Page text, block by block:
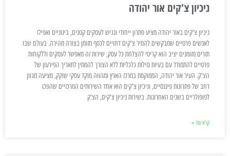
ניכיון צ'קים אור יהודה
ניכיון צ'קים באור יהודה מציע פתרון ייחודי ונגיש לעסקים קטנים, בינוניים ואפילו
לאנשים פרטיים שמבקשים להמיר צ'קים דחויים לכסף מזומן בצורה מהירה. בעולם שבו
תזרים מזומנים יציב הוא קריטי להצלחת כל עסק, שירות זה מאפשר לעסקים וללקוחות
פרטיים להתמודד עם בעיות נזילות כלכליות ללא הצורך להמתין לתאריך הפירעון של
הצ'ק. העיר אור יהודה, הממוקמת במרכז הארץ ומהווה מוקד עסקי שוקק, מציעה מגוון
רחב של פתרונות פיננסיים, וניכיון צ'קים הוא אחד השירותים המרכזיים שהפכו
לפופולריים בשנים האחרונות. בשירות ניכיון צ'קים, הצ'ק
קרא עוד »